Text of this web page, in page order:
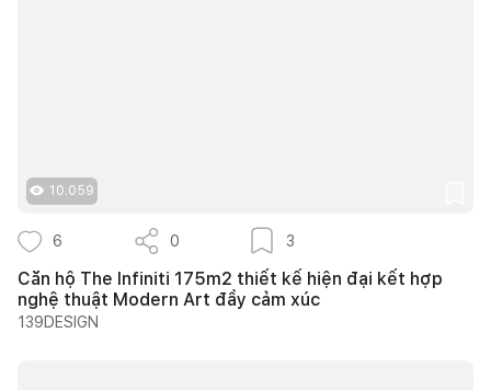
10.059
6 0 3
Căn hộ The Infiniti 175m2 thiết kế hiện đại kết hợp
nghệ thuật Modern Art đầy cảm xúc
139DESIGN